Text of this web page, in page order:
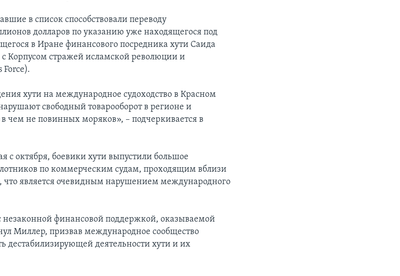
в список способствовали переводу
долларов по указанию уже находящегося под
в Иране финансового посредника хути Саида
Корпусом стражей исламской революции и
Force).
хути на международное судоходство в Красном
свободный товарооборот в регионе и
чем не повинных моряков», – подчеркивается в
с октября, боевики хути выпустили большое
по коммерческим судам, проходящим вблизи
что является очевидным нарушением международного
финансовой поддержкой, оказываемой
Миллер, призвав международное сообщество
дестабилизирующей деятельности хути и их